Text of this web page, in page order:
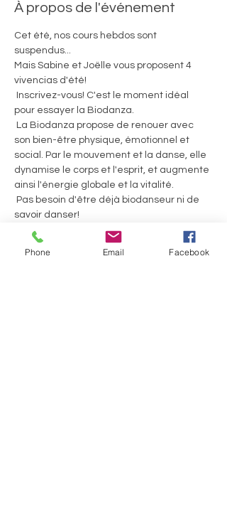
À propos de l'événement
Cet été, nos cours hebdos sont
suspendus...
Mais Sabine et Joëlle vous proposent 4
vivencias d'été!
Inscrivez-vous! C'est le moment idéal
pour essayer la Biodanza.
La Biodanza propose de renouer avec
son bien-être physique, émotionnel et
social. Par le mouvement et la danse, elle
dynamise le corps et l'esprit, et augmente
ainsi l'énergie globale et la vitalité.
Pas besoin d'être déjà biodanseur ni de
savoir danser!
La Biodanza combine la musique, le
mouvement et des interactions en groupe
Phone Email Facebook